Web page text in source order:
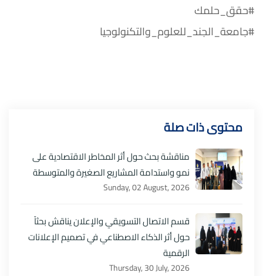
#حقق_حلمك
#جامعة_الجند_للعلوم_والتكنولوجيا
محتوى ذات صلة
مناقشة بحث حول أثر المخاطر الاقتصادية على
نمو واستدامة المشاريع الصغيرة والمتوسطة
Sunday, 02 August, 2026
قسم الاتصال التسويقي والإعلان يناقش بحثاً
حول أثر الذكاء الاصطناعي في تصميم الإعلانات
الرقمية
Thursday, 30 July, 2026